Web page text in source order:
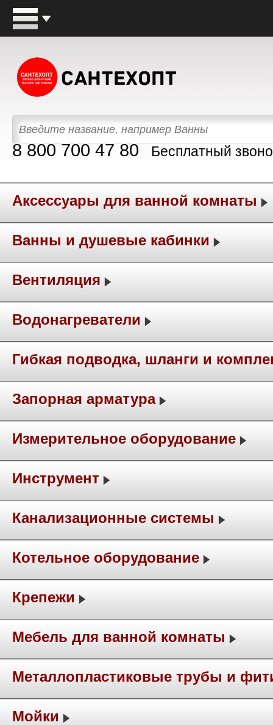
8 800 700 47 80 Бесплатный
Аксессуары для ванной комнаты
Ванны и душевые кабинки
Вентиляция
Водонагреватели
Гибкая подводка, шланги и
Запорная арматура
Измерительное оборудование
Инструмент
Канализационные системы
Котельное оборудование
Крепежи
Мебель для ванной комнаты
Металлопластиковые трубы и
Мойки